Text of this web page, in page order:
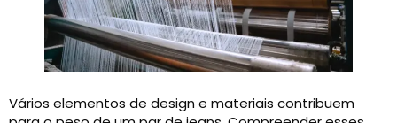
Vários elementos de design e materiais contribuem